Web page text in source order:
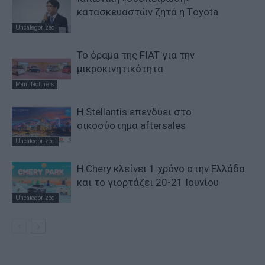
Uncategorized
κατασκευαστών ζητά η Τoyota
Manufacturers
Το όραμα της FIAT για την
μικροκινητικότητα
Uncategorized
Η Stellantis επενδύει στο
οικοσύστημα aftersales
Uncategorized
H Chery κλείνει 1 χρόνο στην Ελλάδα
και το γιορτάζει 20-21 Ιουνίου